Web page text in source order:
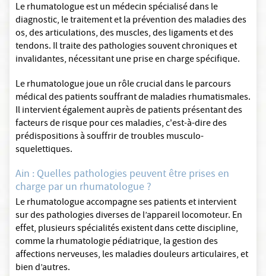
Le rhumatologue est un médecin spécialisé dans le
diagnostic, le traitement et la prévention des maladies des
os, des articulations, des muscles, des ligaments et des
tendons. Il traite des pathologies souvent chroniques et
invalidantes, nécessitant une prise en charge spécifique.
Le rhumatologue joue un rôle crucial dans le parcours
médical des patients souffrant de maladies rhumatismales.
Il intervient également auprès de patients présentant des
facteurs de risque pour ces maladies, c'est-à-dire des
prédispositions à souffrir de troubles musculo-
squelettiques.
Ain : Quelles pathologies peuvent être prises en
charge par un rhumatologue ?
Le rhumatologue accompagne ses patients et intervient
sur des pathologies diverses de l’appareil locomoteur. En
effet, plusieurs spécialités existent dans cette discipline,
comme la rhumatologie pédiatrique, la gestion des
affections nerveuses, les maladies douleurs articulaires, et
bien d’autres.